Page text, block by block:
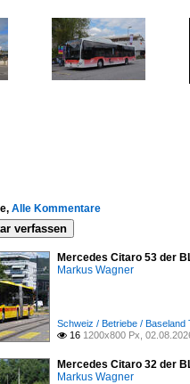
Alle Kommentare
verfassen
Mercedes Citaro 53 der
Markus Wagner
Schweiz / Betriebe / Baseland
 16 1200x800 Px,
Mercedes Citaro 32 der
Markus Wagner